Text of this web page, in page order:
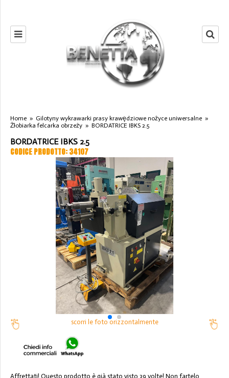
Home » Gilotyny wykrawarki prasy krawędziowe nożyce uniwersalne »
Żłobiarka felcarka obrzeży » BORDATRICE IBKS 2.5
BORDATRICE IBKS 2.5
CODICE PRODOTTO: 34107
scorri le foto orizzontalmente
Affrettati! Questo prodotto è già stato visto 39 volte! Non fartelo